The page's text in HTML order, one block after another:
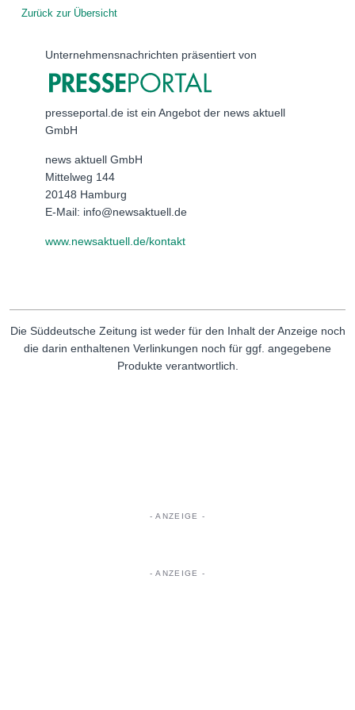
Zurück zur Übersicht
Unternehmensnachrichten präsentiert von
presseportal.de ist ein Angebot der news aktuell
GmbH
news aktuell GmbH
Mittelweg 144
20148 Hamburg
E-Mail: info@newsaktuell.de
www.newsaktuell.de/kontakt
Die Süddeutsche Zeitung ist weder für den Inhalt der Anzeige noch
die darin enthaltenen Verlinkungen noch für ggf. angegebene
Produkte verantwortlich.